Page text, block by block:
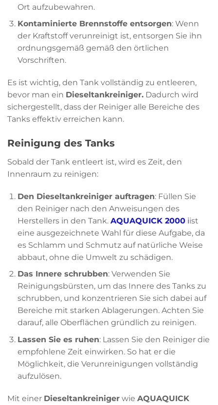
Ort aufzubewahren.
Kontaminierte Brennstoffe entsorgen: Wenn
der Kraftstoff verunreinigt ist, entsorgen Sie ihn
ordnungsgemäß gemäß den örtlichen
Vorschriften.
Es ist wichtig, den Tank vollständig zu entleeren,
bevor man ein Dieseltankreiniger. Dadurch wird
sichergestellt, dass der Reiniger alle Bereiche des
Tanks effektiv erreichen kann.
Reinigung des Tanks
Sobald der Tank entleert ist, wird es Zeit, den
Innenraum zu reinigen:
Den Dieseltankreiniger auftragen: Füllen Sie
den Reiniger nach den Anweisungen des
Herstellers in den Tank. AQUAQUICK 2000iist
eine ausgezeichnete Wahl für diese Aufgabe, da
es Schlamm und Schmutz auf natürliche Weise
abbaut, ohne die Umwelt zu schädigen.
Das Innere schrubben: Verwenden Sie
Reinigungsbürsten, um das Innere des Tanks zu
schrubben, und konzentrieren Sie sich dabei auf
Bereiche mit starken Ablagerungen. Achten Sie
darauf, alle Oberflächen gründlich zu reinigen.
Lassen Sie es ruhen: Lassen Sie den Reiniger die
empfohlene Zeit einwirken. So hat er die
Möglichkeit, die Verunreinigungen vollständig
aufzulösen.
Mit einer Dieseltankreiniger wie AQUAQUICK